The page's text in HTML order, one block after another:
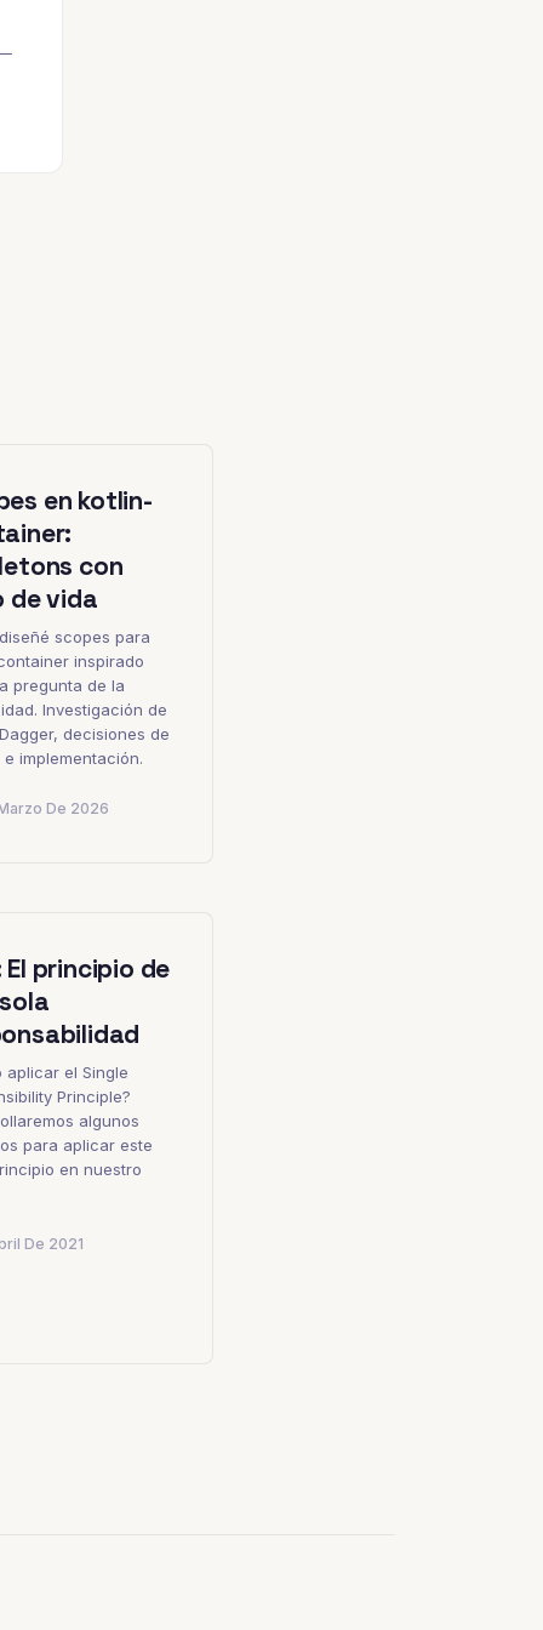
en kotlin-
con
de vida
scopes para
inspirado
pregunta de la
Investigación de
decisiones de
e implementación.
De 2026
El principio de
aplicar el Single
Principle?
algunos
para aplicar este
en nuestro
De 2021